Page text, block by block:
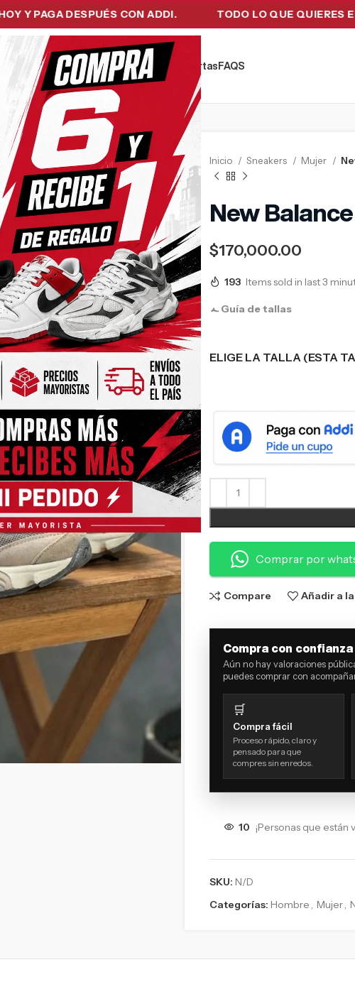
DESPUÉS CON ADDI. TODO LO QUE QUIERES EN UN
SneakersTecnologíaRopa de Hombre Ofertas FAQ´S
Inicio Sneakers Mujer
New
$170,000.00
193 Items sold in last 3
Guía de tallas
ELIGE LA TALLA (ESTA
Comprar por
Compare Añadir a
Compra con confianza
Aún no hay valoraciones
puedes comprar con
🛒
Compra fácil
Proceso rápido, claro y
pensado para que
compres sin enredos.
10 ¡Personas que
SKU: N/D
Categorías: Hombre , Mujer,